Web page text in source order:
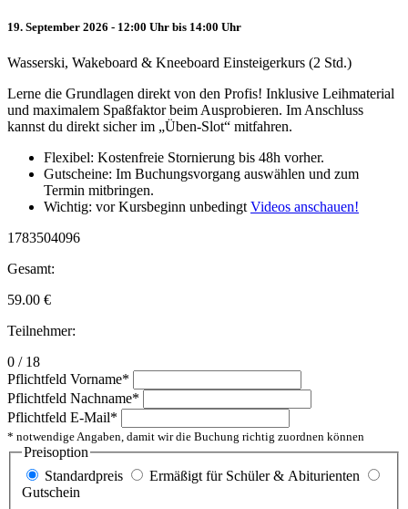
19. September 2026 - 12:00 Uhr bis 14:00 Uhr
Wasserski, Wakeboard & Kneeboard Einsteigerkurs (2 Std.)
Lerne die Grundlagen direkt von den Profis! Inklusive Leihmaterial
und maximalem Spaßfaktor beim Ausprobieren. Im Anschluss
kannst du direkt sicher im „Üben-Slot“ mitfahren.
Flexibel: Kostenfreie Stornierung bis 48h vorher.
Gutscheine: Im Buchungsvorgang auswählen und zum
Termin mitbringen.
Wichtig: vor Kursbeginn unbedingt Videos anschauen!
1783504096
Gesamt:
59.00 €
Teilnehmer:
0 / 18
Pflichtfeld Vorname*
Pflichtfeld Nachname*
Pflichtfeld E-Mail*
* notwendige Angaben, damit wir die Buchung richtig zuordnen können
Preisoption
Standardpreis
Ermäßigt für Schüler & Abiturienten
Gutschein